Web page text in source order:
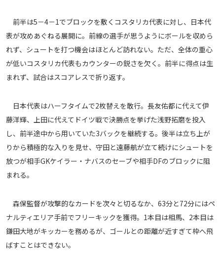
運営会社
プライバシーポリシー
お問い合わせ
前半は5－4－1でブロックを敷くコスタリカ代表に対し、日本代
表が攻めあぐねる展開に。前線の選手が思うようにボールを収めら
れず、シュートを打つ機会はほとんど訪れない。ただ、全体の重心
が低いコスタリカ代表もカウンターの鋭さを欠く。前半に得点は生
まれず、試合はスコアレスで折り返す。
日本代表はハーフタイムで2枚替えを敢行。長友佑都に代えて伊
藤洋輝、上田に代えてドイツ戦で決勝点を挙げた浅野拓磨を投入
し、前半途中から用いていた3バックを継続する。後半は立ち上が
りから積極的な入りを見せ、守田と遠藤航が立て続けにシュートを
放つが相手GKケイラー・ナバスのセーブや相手DFのブロックに阻
まれる。
森保監督が攻撃的なカードを次々と切るなか、63分と72分にはペ
ナルティエリア手前でフリーキックを獲得。1本目は相馬、2本目は
鎌田大地がキッカーを務めるが、ゴールとの距離が近すぎて枠へ飛
ばすことはできない。